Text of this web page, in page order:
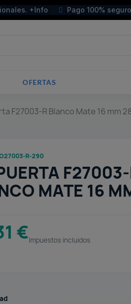
+Info Pago 100% seguro
OFERTAS
F27003-R Blanco Mate 16 mm
R-290
MATE 16
€Impuestos incluidos